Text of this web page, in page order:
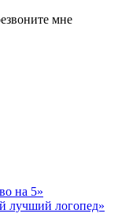
мне
на 5»
лучший логопед»